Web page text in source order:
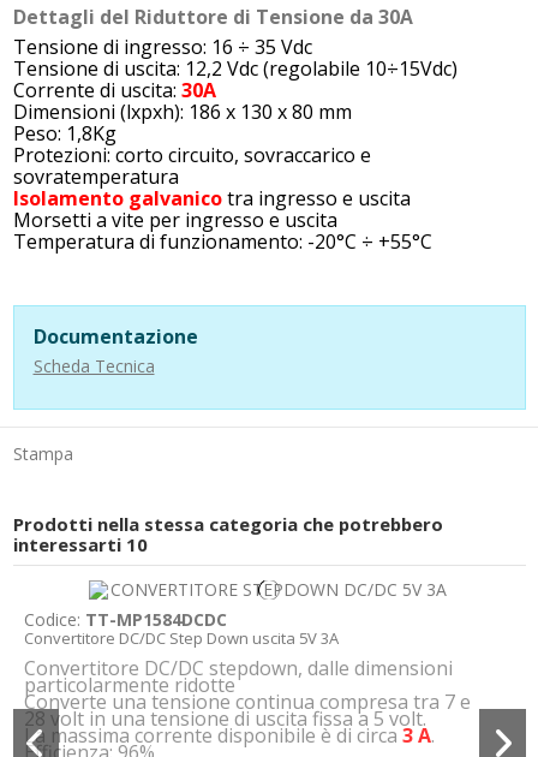
Dettagli del Riduttore di Tensione da 30A
Tensione di ingresso: 16 ÷ 35 Vdc
Tensione di uscita: 12,2 Vdc (regolabile 10÷15Vdc)
Corrente di uscita: 30A
Dimensioni (lxpxh): 186 x 130 x 80 mm
Peso: 1,8Kg
Protezioni: corto circuito, sovraccarico e
sovratemperatura
Isolamento galvanicotra ingresso e uscita
Morsetti a vite per ingresso e uscita
Temperatura di funzionamento: -20°C ÷ +55°C
Documentazione
Scheda Tecnica
Stampa
Prodotti nella stessa categoria che potrebbero
interessarti 10
Codice: TT-MP1584DCDC
Convertitore DC/DC Step Down uscita 5V 3A
Convertitore DC/DC stepdown, dalle dimensioni
particolarmente ridotte
Converte una tensione continua compresa tra 7 e
28 volt in una tensione di uscita fissa a 5 volt.
La massima corrente disponibile è di circa 3 A.